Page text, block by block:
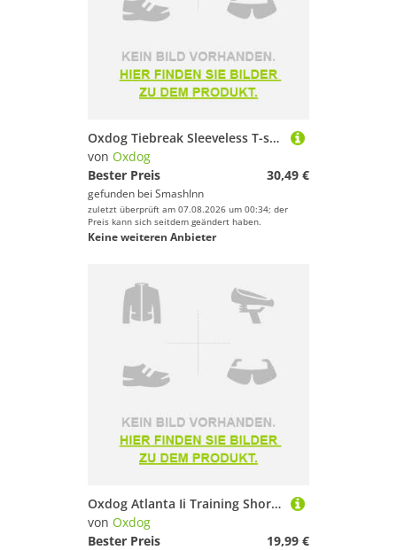
Oxdog Tiebreak Sleeveless T-shirt Schwarz XL Frau
von Oxdog
Bester Preis
30,49 €
gefunden bei SmashInn
zuletzt überprüft am 07.08.2026 um 00:34; der
Preis kann sich seitdem geändert haben.
Keine weiteren Anbieter
Oxdog Atlanta Ii Training Short Sleeve T-shirt Blau M Mann
von Oxdog
Bester Preis
19,99 €